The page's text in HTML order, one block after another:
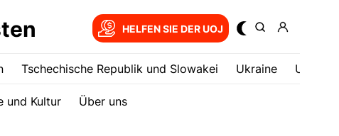
HELFEN SIE DER UOJ
Tschechische Republik und Slowakei Ukrainе USA
und Kultur Über uns